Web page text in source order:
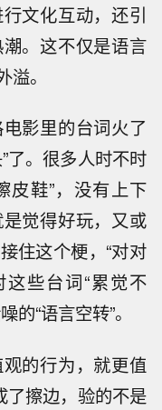
文化互动，还引
。这不仅是语言
。
影里的台词火了
了。很多人时不时
皮鞋”，没有上下
觉得好玩，又或
住这个梗，“对对
些台词“累觉不
“语言空转”。
的行为，就更值
了擦边，验的不是